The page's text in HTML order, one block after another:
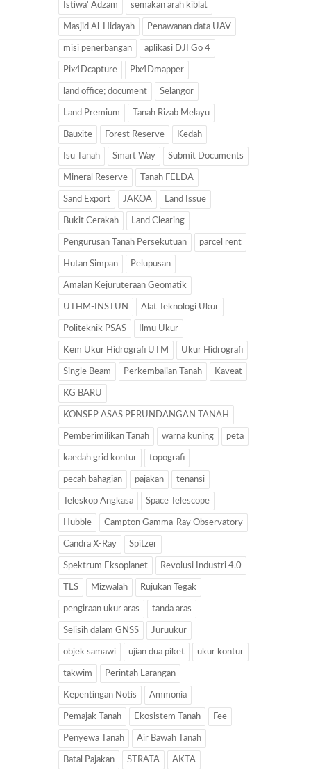
Istiwa' Adzam semakan arah kiblat
Masjid Al-Hidayah Penawanan data UAV
misi penerbangan aplikasi DJI Go 4
Pix4Dcapture Pix4Dmapper
land office; document Selangor
Land Premium Tanah Rizab Melayu
Bauxite Forest Reserve Kedah
Isu Tanah Smart Way Submit Documents
Mineral Reserve Tanah FELDA
Sand Export JAKOA Land Issue
Bukit Cerakah Land Clearing
Pengurusan Tanah Persekutuan parcel rent
Hutan Simpan Pelupusan
Amalan Kejuruteraan Geomatik
UTHM-INSTUN Alat Teknologi Ukur
Politeknik PSAS Ilmu Ukur
Kem Ukur Hidrografi UTM Ukur Hidrografi
Single Beam Perkembalian Tanah Kaveat
KG BARU
KONSEP ASAS PERUNDANGAN TANAH
Pemberimilikan Tanah warna kuning peta
kaedah grid kontur topografi
pecah bahagian pajakan tenansi
Teleskop Angkasa Space Telescope
Hubble Campton Gamma-Ray Observatory
Candra X-Ray Spitzer
Spektrum Eksoplanet Revolusi Industri 4.0
TLS Mizwalah Rujukan Tegak
pengiraan ukur aras tanda aras
Selisih dalam GNSS Juruukur
objek samawi ujian dua piket ukur kontur
takwim Perintah Larangan
Kepentingan Notis Ammonia
Pemajak Tanah Ekosistem Tanah Fee
Penyewa Tanah Air Bawah Tanah
Batal Pajakan STRATA AKTA